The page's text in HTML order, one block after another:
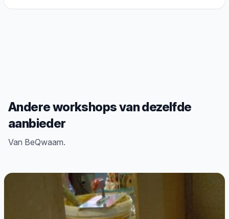
Andere workshops van dezelfde
aanbieder
Van BeQwaam.